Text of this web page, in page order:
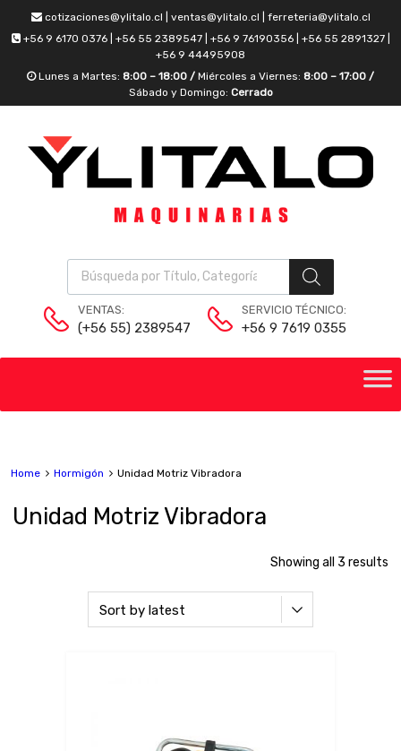
cotizaciones@ylitalo.cl | ventas@ylitalo.cl | ferreteria@ylitalo.cl
+56 9 6170 0376 | +56 55 2389547 | +56 9 76190356 | +56 55 2891327 |
+56 9 44495908
Lunes a Martes: 8:00 – 18:00 / Miércoles a Viernes: 8:00 – 17:00 /
Sábado y Domingo: Cerrado
VENTAS:
(+56 55) 2389547
SERVICIO TÉCNICO:
+56 9 7619 0355
Home Hormigón Unidad Motriz Vibradora
Unidad Motriz Vibradora
Showing all 3 results